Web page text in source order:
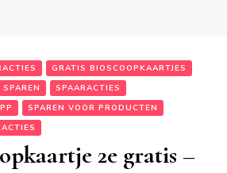
GRATIS BIOSCOOPKAARTJES
SPAARACTIES
SPAREN VOOR PRODUCTEN
2e gratis –